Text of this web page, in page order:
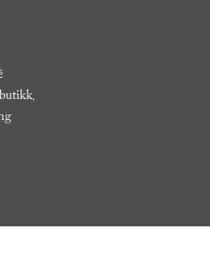
,
,